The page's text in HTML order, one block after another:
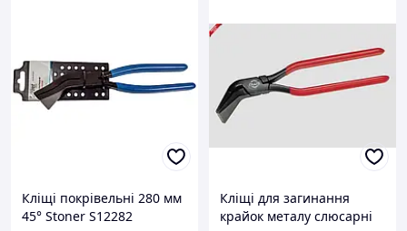
Кліщі покрівельні 280 мм
45° Stoner S12282
Кліщі для загинання
крайок металу слюсарні